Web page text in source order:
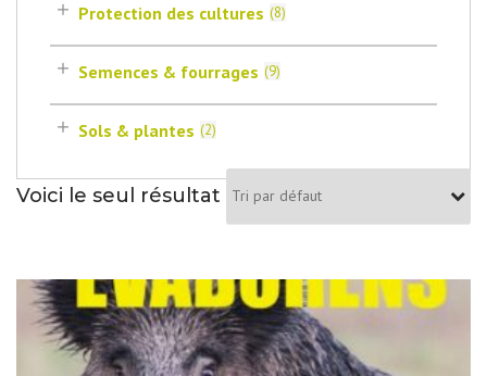
Protection des cultures (8)
Semences & fourrages (9)
Sols & plantes (2)
Voici le seul résultat